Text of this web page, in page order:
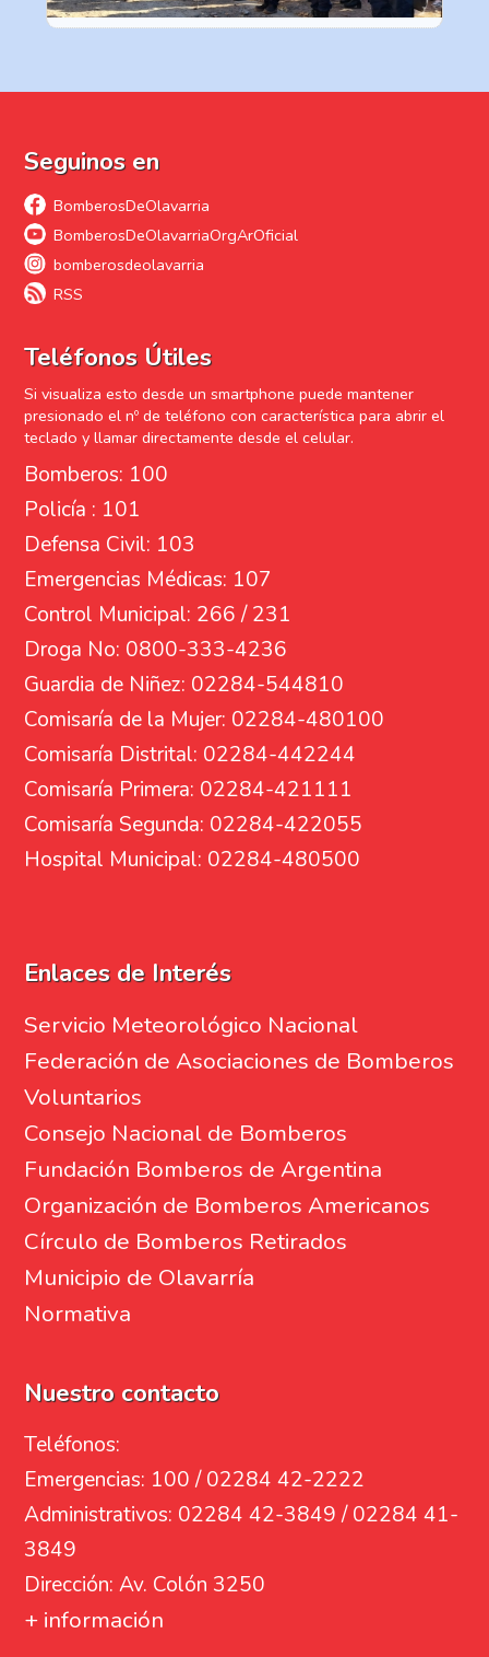
Seguinos en
BomberosDeOlavarria
BomberosDeOlavarriaOrgArOficial
bomberosdeolavarria
RSS
Teléfonos Útiles
Si visualiza esto desde un smartphone puede mantener
presionado el nº de teléfono con característica para abrir el
teclado y llamar directamente desde el celular.
Bomberos: 100
Policía : 101
Defensa Civil: 103
Emergencias Médicas: 107
Control Municipal: 266 / 231
Droga No: 0800-333-4236
Guardia de Niñez: 02284-544810
Comisaría de la Mujer: 02284-480100
Comisaría Distrital: 02284-442244
Comisaría Primera: 02284-421111
Comisaría Segunda: 02284-422055
Hospital Municipal: 02284-480500
Enlaces de Interés
Servicio Meteorológico Nacional
Federación de Asociaciones de Bomberos
Voluntarios
Consejo Nacional de Bomberos
Fundación Bomberos de Argentina
Organización de Bomberos Americanos
Círculo de Bomberos Retirados
Municipio de Olavarría
Normativa
Nuestro contacto
Teléfonos:
Emergencias: 100 / 02284 42-2222
Administrativos: 02284 42-3849 / 02284 41-
3849
Dirección: Av. Colón 3250
+ información